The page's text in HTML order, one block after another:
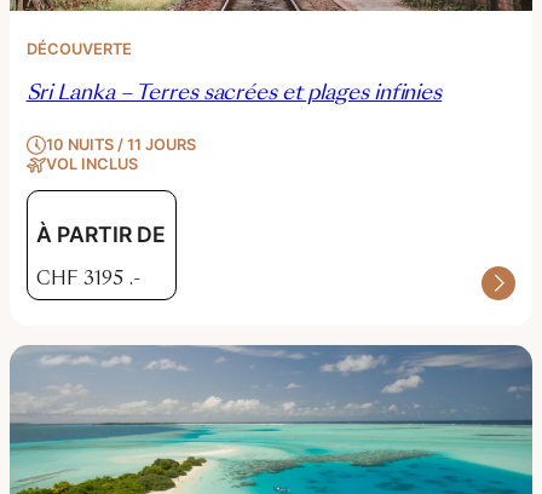
DÉCOUVERTE
Sri Lanka – Terres sacrées et plages infinies
10 NUITS / 11 JOURS
VOL INCLUS
À PARTIR DE
CHF 3195 .-